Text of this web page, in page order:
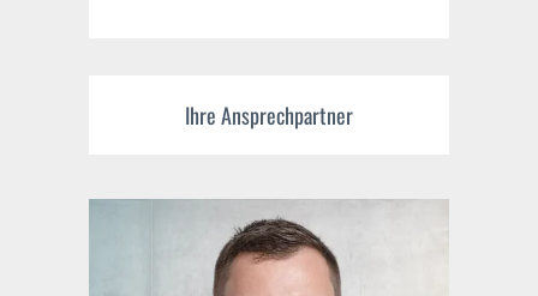
Ihre Ansprechpartner